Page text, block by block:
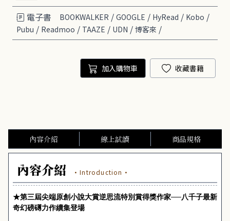
電子書 BOOKWALKER / GOOGLE / HyRead / Kobo /
Pubu / Readmoo / TAAZE / UDN / 博客來 /
加入購物車 收藏書籍
內容介紹 線上試讀 商品規格
內容介紹 ·Introduction·
★第三屆尖端原創小說大賞逆思流特別賞得獎作家──八千子最新
奇幻磅礡力作續集登場